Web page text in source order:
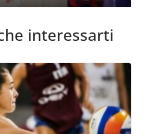
interessarti